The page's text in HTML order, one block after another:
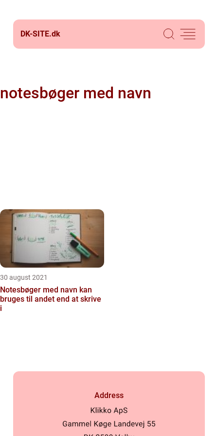
DK-SITE.dk
notesbøger med navn
30 august 2021
Notesbøger med navn kan
bruges til andet end at skrive
i
Address